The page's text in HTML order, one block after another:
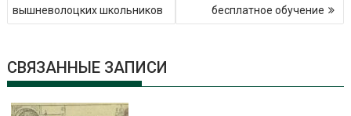
вышневолоцких школьников
бесплатное обучение
СВЯЗАННЫЕ ЗАПИСИ